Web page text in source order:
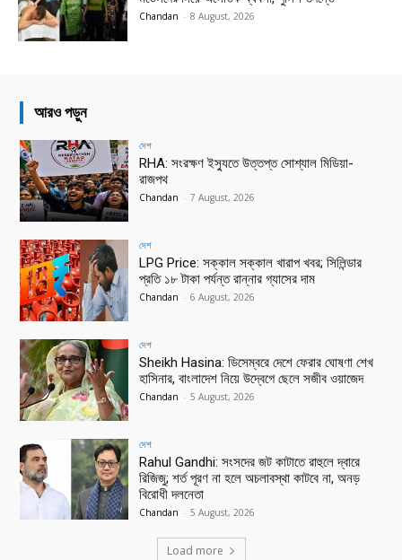
Chandan - 8 August, 2026
আরও পড়ুন
দেশ
RHA: সংরক্ষণ ইস্যুতে উত্তপ্ত সোশ্যাল মিডিয়া-
রাজপথ
Chandan - 7 August, 2026
দেশ
LPG Price: সক্কাল সক্কাল খারাপ খবর; সিলিন্ডার
প্রতি ১৮ টাকা পর্যন্ত রান্নার গ্যাসের দাম
Chandan - 6 August, 2026
দেশ
Sheikh Hasina: ডিসেম্বরে দেশে ফেরার ঘোষণা শেখ
হাসিনার, বাংলাদেশ নিয়ে উদ্বেগে ছেলে সজীব ওয়াজেদ
Chandan - 5 August, 2026
দেশ
Rahul Gandhi: সংসদের জট কাটাতে রাহুলে দ্বারে
রিজিজু; শর্ত পূরণ না হলে অচলাবস্থা কাটবে না, অনড়
বিরোধী দলনেতা
Chandan - 5 August, 2026
Load more